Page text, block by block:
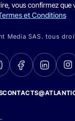
vous confirmez que
et Conditions
Media SAS. tous